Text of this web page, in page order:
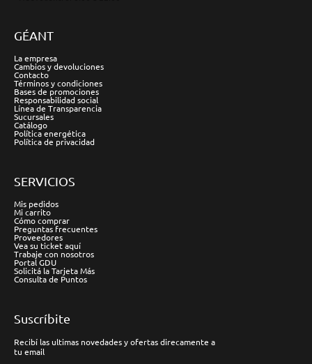
GÉANT
La empresa
Cambios y devoluciones
Contacto
Términos y condiciones
Bases de promociones
Responsabilidad social
Línea de Transparencia
Sucursales
Catálogo
Política energética
Política de privacidad
SERVICIOS
Mis pedidos
Mi carrito
Cómo comprar
Preguntas frecuentes
Proveedores
Vea su ticket aquí
Trabaje con nosotros
Portal GDU
Solicitá la Tarjeta Más
Consulta de Puntos
Suscríbite
Recibí las ultimas novedades y ofertas direcamente a
tu email